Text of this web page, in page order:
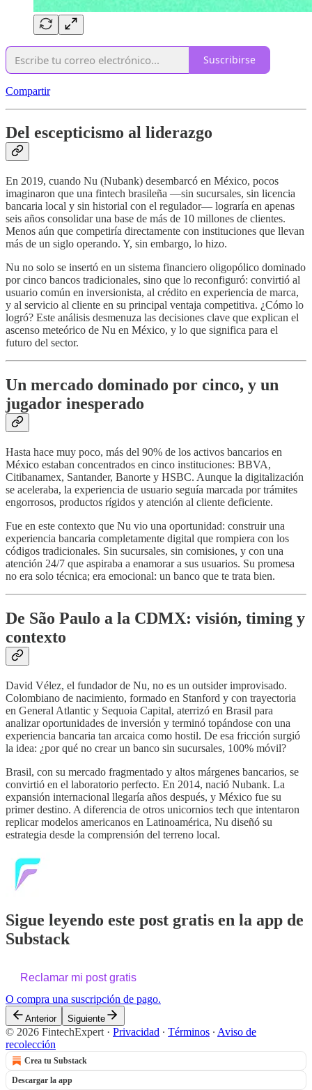
Suscribirse
Compartir
Del escepticismo al liderazgo
En 2019, cuando Nu (Nubank) desembarcó en México, pocos
imaginaron que una fintech brasileña —sin sucursales, sin licencia
bancaria local y sin historial con el regulador— lograría en apenas
seis años consolidar una base de más de 10 millones de clientes.
Menos aún que competiría directamente con instituciones que llevan
más de un siglo operando. Y, sin embargo, lo hizo.
Nu no solo se insertó en un sistema financiero oligopólico dominado
por cinco bancos tradicionales, sino que lo reconfiguró: convirtió al
usuario común en inversionista, al crédito en experiencia de marca,
y al servicio al cliente en su principal ventaja competitiva. ¿Cómo lo
logró? Este análisis desmenuza las decisiones clave que explican el
ascenso meteórico de Nu en México, y lo que significa para el
futuro del sector.
Un mercado dominado por cinco, y un
jugador inesperado
Hasta hace muy poco, más del 90% de los activos bancarios en
México estaban concentrados en cinco instituciones: BBVA,
Citibanamex, Santander, Banorte y HSBC. Aunque la digitalización
se aceleraba, la experiencia de usuario seguía marcada por trámites
engorrosos, productos rígidos y atención al cliente deficiente.
Fue en este contexto que Nu vio una oportunidad: construir una
experiencia bancaria completamente digital que rompiera con los
códigos tradicionales. Sin sucursales, sin comisiones, y con una
atención 24/7 que aspiraba a enamorar a sus usuarios. Su promesa
no era solo técnica; era emocional: un banco que te trata bien.
De São Paulo a la CDMX: visión, timing y
contexto
David Vélez, el fundador de Nu, no es un outsider improvisado.
Colombiano de nacimiento, formado en Stanford y con trayectoria
en General Atlantic y Sequoia Capital, aterrizó en Brasil para
analizar oportunidades de inversión y terminó topándose con una
experiencia bancaria tan arcaica como hostil. De esa fricción surgió
la idea: ¿por qué no crear un banco sin sucursales, 100% móvil?
Brasil, con su mercado fragmentado y altos márgenes bancarios, se
convirtió en el laboratorio perfecto. En 2014, nació Nubank. La
expansión internacional llegaría años después, y México fue su
primer destino. A diferencia de otros unicornios tech que intentaron
replicar modelos americanos en Latinoamérica, Nu diseñó su
estrategia desde la comprensión del terreno local.
Sigue leyendo este post gratis en la app de
Substack
Reclamar mi post gratis
O compra una suscripción de pago.
Anterior Siguiente
© 2026 FintechExpert · Privacidad ∙ Términos ∙ Aviso de
recolección
Crea tu Substack
Descargar la app